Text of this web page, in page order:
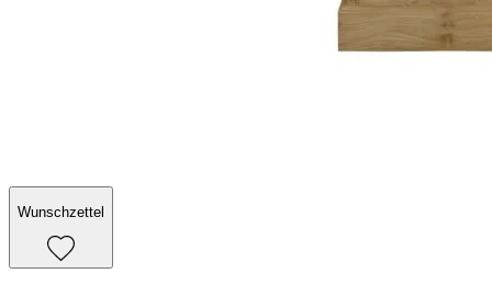
Wunschzettel